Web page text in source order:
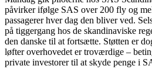
påvirker ifølge SAS over 200 fly og
passagerer hver dag den bliver ved.
på tiggergang hos de skandinaviske
den danske til at fortsætte. Støtten er
løfter overhovedet er troværdige –
private investorer til at skyde penge i